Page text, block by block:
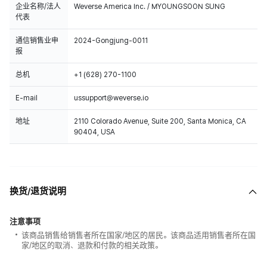
企业名称/法人
代表
Weverse America Inc. / MYOUNGSOON SUNG
通信销售业申
报
2024-Gongjung-0011
总机 +1 (628) 270-1100
E-mail ussupport@weverse.io
地址
2110 Colorado Avenue, Suite 200, Santa Monica, CA
90404, USA
换货/退货说明
注意事项
该商品销售给销售者所在国家/地区的居民。该商品适用销售者所在国
家/地区的取消、退款和付款的相关政策。